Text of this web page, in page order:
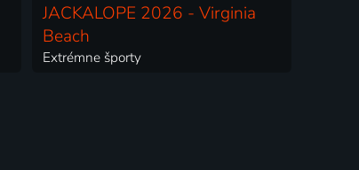
JACKALOPE 2026 - Virginia
Beach
Extrémne športy